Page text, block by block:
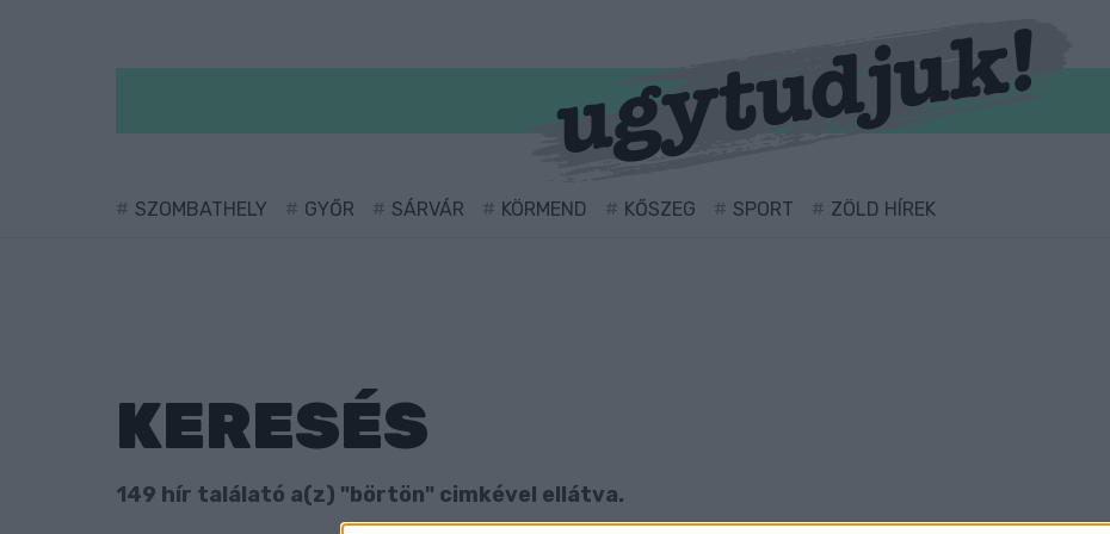
SZOMBATHELY GYŐR SÁRVÁR KÖRMEND KŐSZEG SPORT ZÖLD HÍREK
KERESÉS
149 hír találató a(z) "börtön" cimkével ellátva.